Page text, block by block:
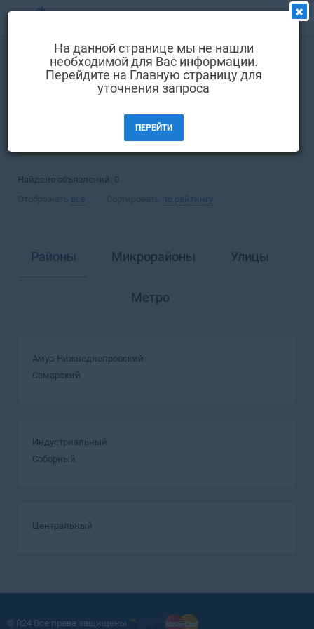
Выбрать язык
Вход и регистрация
Комментарии к объявления
Как добавить объявление
Покупка Квартира
ФИЛЬТРЫ (1)
Найдено объявлений: 0
все по рейтингу
Районы Микрорайоны Улицы
Метро
Амур-Нижнеднепровский
Самарский
Индустриальный
Соборный
Центральный
© R24 Все права защищены
На данной странице мы не нашли
необходимой для Вас информации.
Перейдите на Главную страницу для
уточнения запроса
ПЕРЕЙТИ